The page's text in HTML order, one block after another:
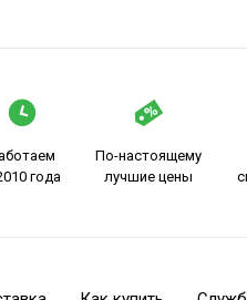
года
По-настоящему
лучшие цены